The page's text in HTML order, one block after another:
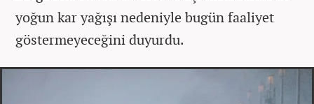
yoğun kar yağışı nedeniyle bugün faaliyet
göstermeyeceğini duyurdu.